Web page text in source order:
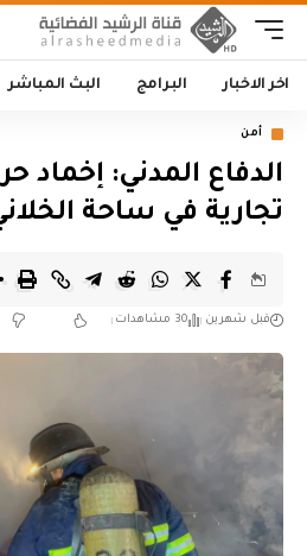
اخر الاخبار البرامج البث المباشر
أمن
الدفاع المدني: إخماد
تجارية في ساحة
قبل شهرين 30 مشاهدات